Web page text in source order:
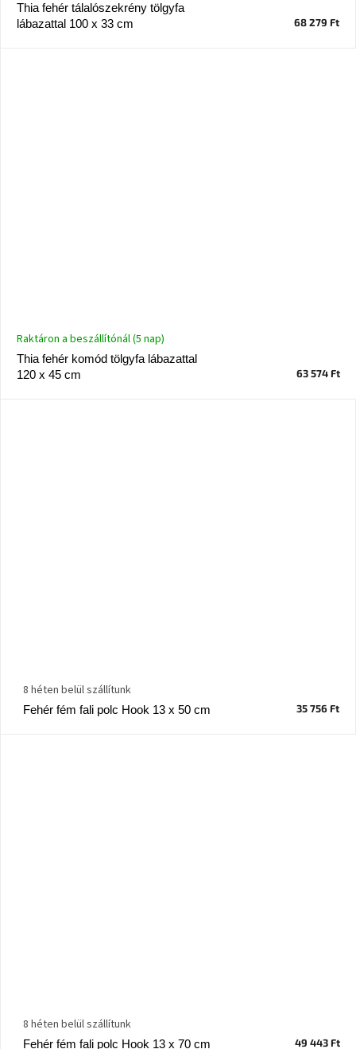
Thia fehér tálalószekrény tölgyfa
lábazattal 100 x 33 cm
68 279 Ft
Thia fehér komód tölgyfa lábazattal
120 x 45 cm
Raktáron a beszállítónál (5 nap)
63 574 Ft
Fehér fém fali polc Hook 13 x 50 cm
8 héten belül szállítunk
35 756 Ft
Fehér fém fali polc Hook 13 x 70 cm
8 héten belül szállítunk
49 443 Ft